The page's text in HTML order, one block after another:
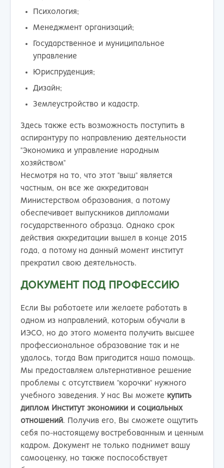
Психология;
Менеджмент организаций;
Государственное и муниципальное
управление
Юриспруденция;
Дизайн;
Землеустройство и кадастр.
Здесь также есть возможность поступить в
аспирантуру по направлению деятельности
"Экономика и управление народным
хозяйством"
Несмотря на то, что этот "выш" является
частным, он все же аккредитован
Министерством образования, а потому
обеспечивает выпускников дипломами
государственного образца. Однако срок
действия аккредитации вышел в конце 2015
года, а потому на данный момент институт
прекратил свою деятельность.
ДОКУМЕНТ ПОД ПРОФЕССИЮ
Если Вы работаете или желаете работать в
одном из направлений, которым обучали в
ИЭСО, но до этого момента получить высшее
профессиональное образование так и не
удалось, тогда Вам пригодится наша помощь.
Мы предоставляем альтернативное решение
проблемы с отсутствием "корочки" нужного
учебного заведения. У нас Вы можете купить
диплом Институт экономики и социальных
отношений. Получив его, Вы сможете ощутить
себя по-настоящему востребованным и ценным
кадром. Документ не только поднимет вашу
самооценку, но также поспособствует